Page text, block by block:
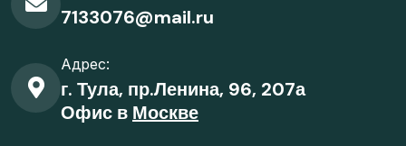
7133076@mail.ru
Адрес:
г. Тула, пр.Ленина, 96, 207а
Офис в Москве